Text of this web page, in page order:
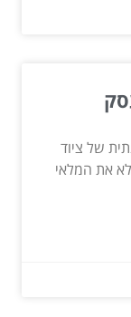
של ציוד
את המלאי